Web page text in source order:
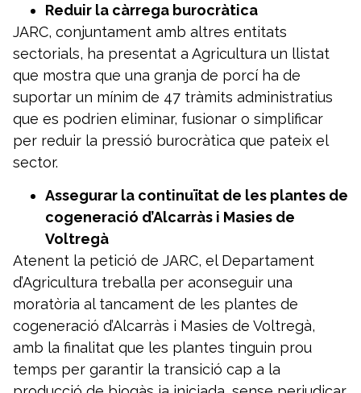
Reduir la càrrega burocràtica
JARC, conjuntament amb altres entitats
sectorials, ha presentat a Agricultura un llistat
que mostra que una granja de porcí ha de
suportar un mínim de 47 tràmits administratius
que es podrien eliminar, fusionar o simplificar
per reduir la pressió burocràtica que pateix el
sector.
Assegurar la continuïtat de les plantes de
cogeneració d’Alcarràs i Masies de
Voltregà
Atenent la petició de JARC, el Departament
d’Agricultura treballa per aconseguir una
moratòria al tancament de les plantes de
cogeneració d’Alcarràs i Masies de Voltregà,
amb la finalitat que les plantes tinguin prou
temps per garantir la transició cap a la